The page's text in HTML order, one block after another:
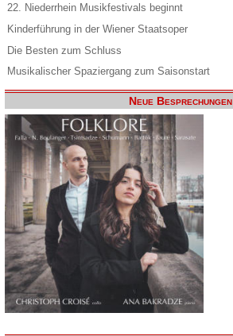
22. Niederrhein Musikfestivals beginnt
Kinderführung in der Wiener Staatsoper
Die Besten zum Schluss
Musikalischer Spaziergang zum Saisonstart
Neue Besprechungen